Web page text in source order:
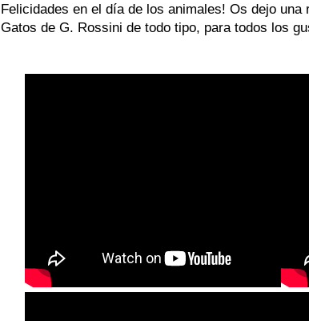
Felicidades en el día de los animales! Os dejo
Gatos de G. Rossini de todo tipo, para todos los